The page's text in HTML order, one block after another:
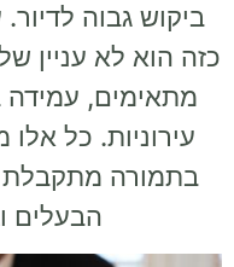
ביקוש גבוה
כזה הוא לא עניין
מתאימים, עמידה
עירוניות. כל אלו
בתמורה
הבעלים